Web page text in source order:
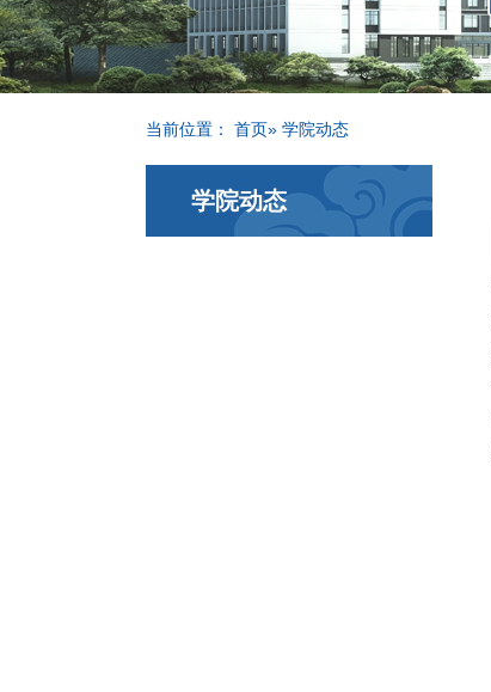
当前位置： 首页» 学院动态
学院动态